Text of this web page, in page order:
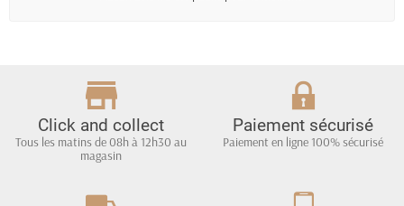
Click and collect
Tous les matins de 08h à 12h30 au
magasin
Paiement sécurisé
Paiement en ligne 100% sécurisé